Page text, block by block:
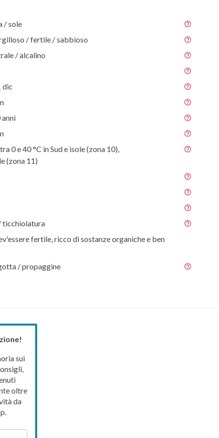
/ sole
/ fertile / sabbioso
/ alcalino
dic
anni
0 e 40 °C in Sud e isole (zona 10),
(zona 11)
ticchiolatura
fertile, ricco di sostanze organiche e ben
/ propaggine
sui
oltre
da